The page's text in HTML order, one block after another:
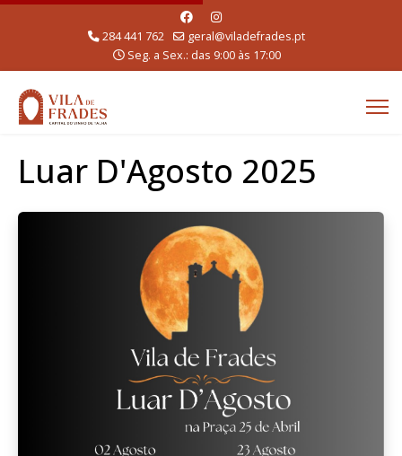
284 441 762
geral@viladefrades.pt
Seg. a Sex.: das 9:00 às 17:00
Luar D'Agosto 2025